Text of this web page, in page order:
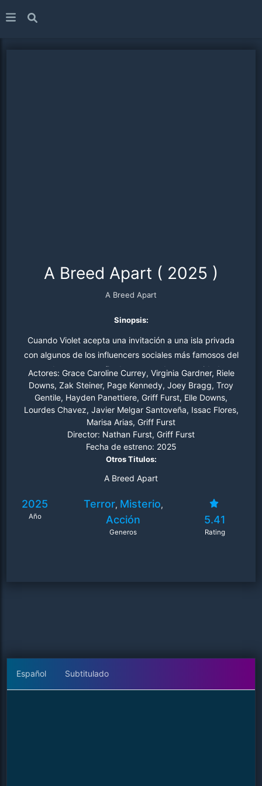
A Breed Apart ( 2025 )
A Breed Apart
Sinopsis:
Cuando Violet acepta una invitación a una isla privada
con algunos de los influencers sociales más famosos del
mundo, espera un fin de semana de oportunidades
virales inigualables. Pronto se convierte en parte de su
propio y horrible reality show cuando los invitados se
enfrentan entre sí para capturar a los legendarios perros
devoradores de hombres de la isla antes de que se
conviertan en víctimas de los monstruosos caninos.
Actores: Grace Caroline Currey, Virginia Gardner, Riele
Downs, Zak Steiner, Page Kennedy, Joey Bragg, Troy
Gentile, Hayden Panettiere, Griff Furst, Elle Downs,
Lourdes Chavez, Javier Melgar Santoveña, Issac Flores,
Marisa Arias, Griff Furst
Director: Nathan Furst, Griff Furst
Fecha de estreno: 2025
Otros Titulos:
A Breed Apart
2025
Año
Terror, Misterio,
Acción
Generos
5.41
Rating
Español Subtitulado